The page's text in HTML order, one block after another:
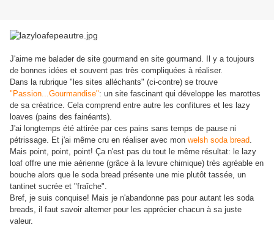
J'aime me balader de site gourmand en site gourmand. Il y a toujours
de bonnes idées et souvent pas très compliquées à réaliser.
Dans la rubrique "les sites alléchants" (ci-contre) se trouve
"Passion...Gourmandise": un site fascinant qui développe les marottes
de sa créatrice. Cela comprend entre autre les confitures et les lazy
loaves (pains des fainéants).
J'ai longtemps été attirée par ces pains sans temps de pause ni
pétrissage. Et j'ai même cru en réaliser avec mon welsh soda bread.
Mais point, point, point! Ça n'est pas du tout le même résultat: le lazy
loaf offre une mie aérienne (grâce à la levure chimique) très agréable en
bouche alors que le soda bread présente une mie plutôt tassée, un
tantinet sucrée et "fraîche".
Bref, je suis conquise! Mais je n'abandonne pas pour autant les soda
breads, il faut savoir alterner pour les apprécier chacun à sa juste
valeur.